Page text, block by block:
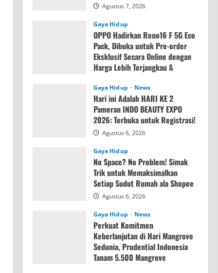
Agustus 7, 2026
Gaya Hidup
OPPO Hadirkan Reno16 F 5G Eco
Pack, Dibuka untuk Pre-order
Eksklusif Secara Online dengan
Harga Lebih Terjangkau &
Agustus 7, 2026
Gaya Hidup News
Hari ini Adalah HARI KE 2
Pameran INDO BEAUTY EXPO
2026: Terbuka untuk Registrasi!
Agustus 6, 2026
Gaya Hidup
No Space? No Problem! Simak
Trik untuk Memaksimalkan
Setiap Sudut Rumah ala Shopee
Agustus 6, 2026
Gaya Hidup News
Perkuat Komitmen
Keberlanjutan di Hari Mangrove
Sedunia, Prudential Indonesia
Tanam 5.500 Mangrove